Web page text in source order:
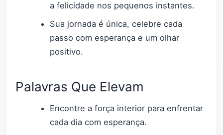
a felicidade nos pequenos instantes.
Sua jornada é única, celebre cada
passo com esperança e um olhar
positivo.
Palavras Que Elevam
Encontre a força interior para enfrentar
cada dia com esperança.